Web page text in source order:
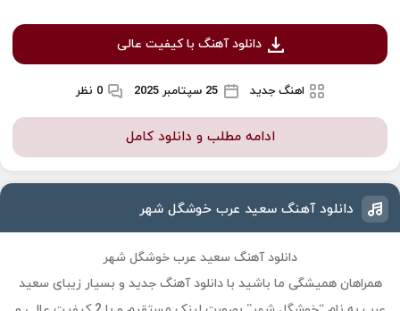
دانلود آهنگ با کیفیت عالی
اهنگ جدید 25 سپتامبر 2025 0 نظر
ادامه مطلب و دانلود کامل
دانلود آهنگ سعید عرب خوشگل شهر
دانلود آهنگ سعید عرب خوشگل شهر
همراهان همیشگی ما باشید با دانلود آهنگ جدید و بسیار زیبای سعید